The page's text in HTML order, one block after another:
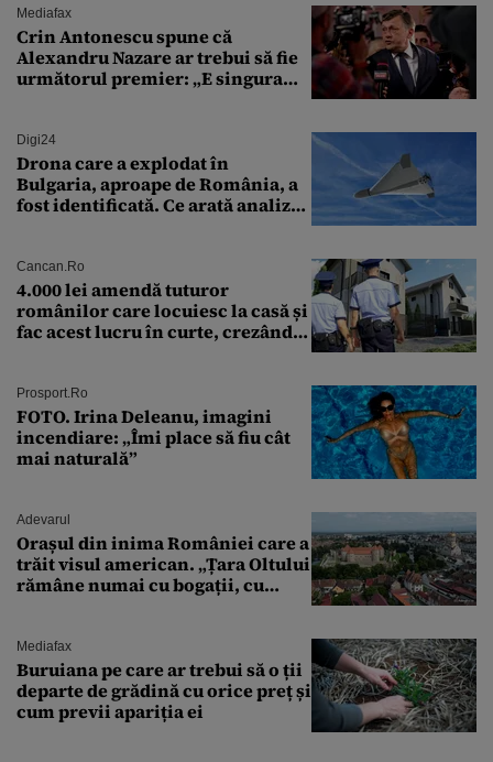
Mediafax
Crin Antonescu spune că
Alexandru Nazare ar trebui să fie
următorul premier: „E singura
Digi24
Drona care a explodat în
Bulgaria, aproape de România, a
fost identificată. Ce arată analiza
Cancan.ro
4.000 lei amendă tuturor
românilor care locuiesc la casă și
fac acest lucru în curte, crezând
Prosport.ro
FOTO. Irina Deleanu, imagini
incendiare: „Îmi place să fiu cât
mai naturală”
Adevarul
Orașul din inima României care a
trăit visul american. „Țara Oltului
rămâne numai cu bogații, cu
Mediafax
Buruiana pe care ar trebui să o ții
departe de grădină cu orice preț și
cum previi apariția ei